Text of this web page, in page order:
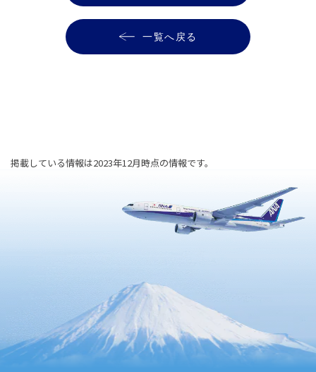
一覧へ戻る
掲載している情報は2023年12月時点の情報です。